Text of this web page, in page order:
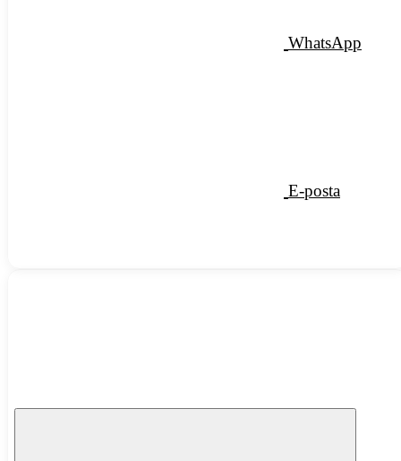
WhatsApp
E-posta